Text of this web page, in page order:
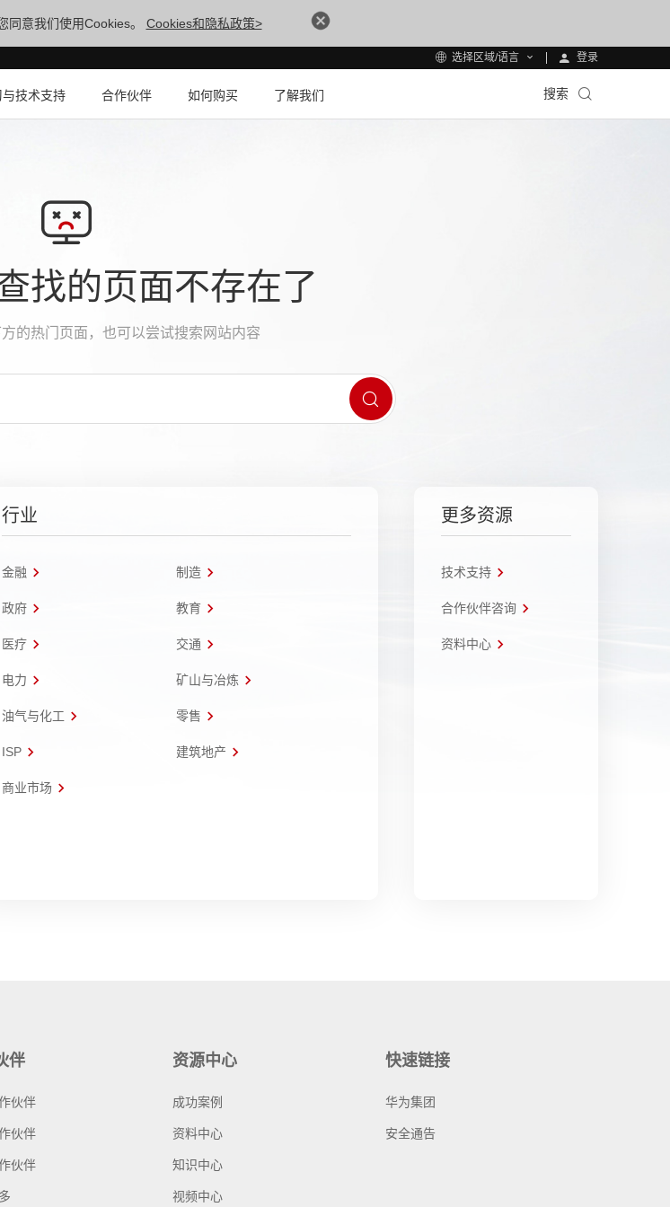
同意我们使用Cookies。 Cookies和隐私政策>
选择区域/语言 登录
技术支持 合作伙伴 如何购买 了解我们 搜索
找的页面不存在了
的热门页面，也可以尝试搜索网站内容
行业
金融 制造
政府 教育
医疗 交通
电力 矿山与冶炼
油气与化工 零售
ISP 建筑地产
商业市场
更多资源
技术支持
合作伙伴咨询
资料中心
伴
伙伴
伙伴
伙伴
资源中心
成功案例
资料中心
知识中心
视频中心
快速链接
华为集团
安全通告